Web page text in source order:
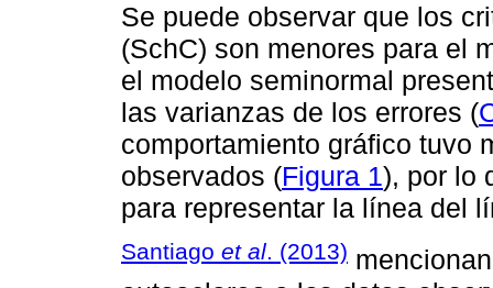
Se puede observar que los
(SchC) son menores para el
el modelo seminormal
las varianzas de los errores (
comportamiento gráfico tuvo
observados (Figura 1), por lo
para representar la línea del
Santiago et al. (2013)